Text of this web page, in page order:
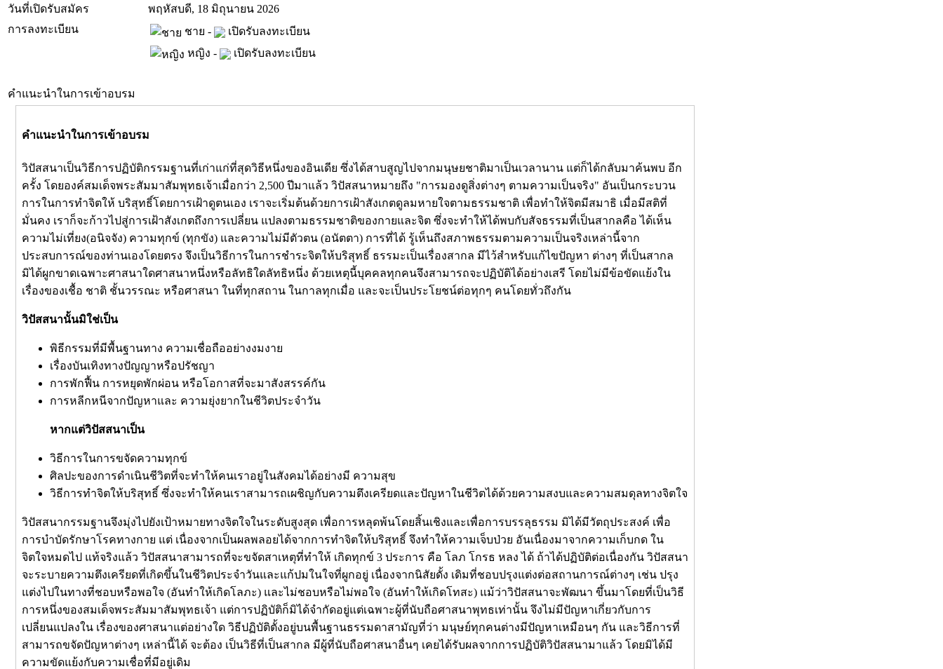
วันที่เปิดรับสมัคร
พฤหัสบดี, 18 มิถุนายน 2026
การลงทะเบียน
ชาย -
เปิดรับลงทะเบียน
หญิง -
เปิดรับลงทะเบียน
คำแนะนำในการเข้าอบรม
คำแนะนำในการเข้าอบรม
วิปัสสนาเป็นวิธีการปฏิบัติกรรมฐานที่เก่าแก่ที่สุดวิธีหนึ่งของอินเดีย ซึ่งได้สาบสูญไปจากมนุษยชาติมาเป็นเวลานาน แต่ก็ได้กลับมาค้นพบ อีก
ครั้ง โดยองค์สมเด็จพระสัมมาสัมพุทธเจ้าเมื่อกว่า 2,500 ปีมาแล้ว วิปัสสนาหมายถึง "การมองดูสิ่งต่างๆ ตามความเป็นจริง" อันเป็นกระบวน
การในการทำจิตให้ บริสุทธิ์โดยการเฝ้าดูตนเอง เราจะเริ่มต้นด้วยการเฝ้าสังเกตดูลมหายใจตามธรรมชาติ เพื่อทำให้จิตมีสมาธิ เมื่อมีสติที่
มั่นคง เราก็จะก้าวไปสู่การเฝ้าสังเกตถึงการเปลี่ยน แปลงตามธรรมชาติของกายและจิต ซึ่งจะทำให้ได้พบกับสัจธรรมที่เป็นสากลคือ ได้เห็น
ความไม่เที่ยง(อนิจจัง) ความทุกข์ (ทุกขัง) และความไม่มีตัวตน (อนัตตา) การที่ได้ รู้เห็นถึงสภาพธรรมตามความเป็นจริงเหล่านี้จาก
ประสบการณ์ของท่านเองโดยตรง จึงเป็นวิธีการในการชำระจิตให้บริสุทธิ์ ธรรมะเป็นเรื่องสากล มีไว้สำหรับแก้ไขปัญหา ต่างๆ ที่เป็นสากล
มิได้ผูกขาดเฉพาะศาสนาใดศาสนาหนึ่งหรือลัทธิใดลัทธิหนึ่ง ด้วยเหตุนี้บุคคลทุกคนจึงสามารถจะปฏิบัติได้อย่างเสรี โดยไม่มีข้อขัดแย้งใน
เรื่องของเชื้อ ชาติ ชั้นวรรณะ หรือศาสนา ในที่ทุกสถาน ในกาลทุกเมื่อ และจะเป็นประโยชน์ต่อทุกๆ คนโดยทั่วถึงกัน
วิปัสสนานั้นมิใช่เป็น
พิธีกรรมที่มีพื้นฐานทาง ความเชื่อถืออย่างงมงาย
เรื่องบันเทิงทางปัญญาหรือปรัชญา
การพักฟื้น การหยุดพักผ่อน หรือโอกาสที่จะมาสังสรรค์กัน
การหลีกหนีจากปัญหาและ ความยุ่งยากในชีวิตประจำวัน
หากแต่วิปัสสนาเป็น
วิธีการในการขจัดความทุกข์
ศิลปะของการดำเนินชีวิตที่จะทำให้คนเราอยู่ในสังคมได้อย่างมี ความสุข
วิธีการทำจิตให้บริสุทธิ์ ซึ่งจะทำให้คนเราสามารถเผชิญกับความตึงเครียดและปัญหาในชีวิตได้ด้วยความสงบและความสมดุลทางจิตใจ
วิปัสสนากรรมฐานจึงมุ่งไปยังเป้าหมายทางจิตใจในระดับสูงสุด เพื่อการหลุดพ้นโดยสิ้นเชิงและเพื่อการบรรลุธรรม มิได้มีวัตถุประสงค์ เพื่อ
การบำบัดรักษาโรคทางกาย แต่ เนื่องจากเป็นผลพลอยได้จากการทำจิตให้บริสุทธิ์ จึงทำให้ความเจ็บป่วย อันเนื่องมาจากความเก็บกด ใน
จิตใจหมดไป แท้จริงแล้ว วิปัสสนาสามารถที่จะขจัดสาเหตุที่ทำให้ เกิดทุกข์ 3 ประการ คือ โลภ โกรธ หลง ได้ ถ้าได้ปฏิบัติต่อเนื่องกัน วิปัสสนา
จะระบายความตึงเครียดที่เกิดขึ้นในชีวิตประจำวันและแก้ปมในใจที่ผูกอยู่ เนื่องจากนิสัยดั้ง เดิมที่ชอบปรุงแต่งต่อสถานการณ์ต่างๆ เช่น ปรุง
แต่งไปในทางที่ชอบหรือพอใจ (อันทำให้เกิดโลภะ) และไม่ชอบหรือไม่พอใจ (อันทำให้เกิดโทสะ) แม้ว่าวิปัสสนาจะพัฒนา ขึ้นมาโดยที่เป็นวิธี
การหนึ่งของสมเด็จพระสัมมาสัมพุทธเจ้า แต่การปฏิบัติก็มิได้จำกัดอยู่แต่เฉพาะผู้ที่นับถือศาสนาพุทธเท่านั้น จึงไม่มีปัญหาเกี่ยวกับการ
เปลี่ยนแปลงใน เรื่องของศาสนาแต่อย่างใด วิธีปฏิบัติตั้งอยู่บนพื้นฐานธรรมดาสามัญที่ว่า มนุษย์ทุกคนต่างมีปัญหาเหมือนๆ กัน และวิธีการที่
สามารถขจัดปัญหาต่างๆ เหล่านี้ได้ จะต้อง เป็นวิธีที่เป็นสากล มีผู้ที่นับถือศาสนาอื่นๆ เคยได้รับผลจากการปฏิบัติวิปัสสนามาแล้ว โดยมิได้มี
ความขัดแย้งกับความเชื่อที่มีอยู่เดิม